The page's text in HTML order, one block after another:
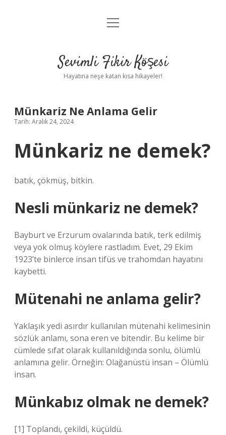
Anasayfa
Yasal Uyarı
menüyü
Sevimli Fikir Köşesi
Hayatına neşe katan kısa hikayeler!
Münkariz Ne Anlama Gelir
Tarih: Aralık 24, 2024
Münkariz ne demek?
batık, çökmüş, bitkin.
Nesli münkariz ne demek?
Bayburt ve Erzurum ovalarında batık, terk edilmiş
veya yok olmuş köylere rastladım. Evet, 29 Ekim
1923’te binlerce insan tifüs ve trahomdan hayatını
kaybetti.
Mütenahi ne anlama gelir?
Yaklaşık yedi asırdır kullanılan mütenahi kelimesinin
sözlük anlamı, sona eren ve bitendir. Bu kelime bir
cümlede sıfat olarak kullanıldığında sonlu, ölümlü
anlamına gelir. Örneğin: Olağanüstü insan – Ölümlü
insan.
Münkabız olmak ne demek?
[1] Toplandı, çekildi, küçüldü.